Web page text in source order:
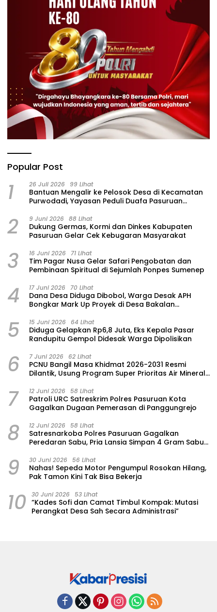
Popular Post
1 26 Juli 2026 99 Lihat
‎Bantuan Mengalir ke Pelosok Desa di Kecamatan
Purwodadi, Yayasan Peduli Duafa Pasuruan
2 9 Juni 2026 88 Lihat
Dukung Germas, Kormi dan Dinkes Kabupaten
Pasuruan Gelar Cek Kebugaran Masyarakat
3 16 Juni 2026 71 Lihat
Tim Pagar Nusa Gelar Safari Pengobatan dan
Pembinaan Spiritual di Sejumlah Ponpes Sumenep
4 17 Juni 2026 70 Lihat
Dana Desa Diduga Dibobol, Warga Desak APH
Bongkar Mark Up Proyek di Desa Bakalan
5 15 Juni 2026 64 Lihat
‎Diduga Gelapkan Rp6,8 Juta, Eks Kepala Pasar
Randupitu Gempol Didesak Warga Dipolisikan
6 7 Juni 2026 62 Lihat
‎PCNU Bangil Masa Khidmat 2026-2031 Resmi
Dilantik, Usung Program Super Prioritas Air Mineral
7 12 Juni 2026 58 Lihat
Patroli URC Satreskrim Polres Pasuruan Kota
Gagalkan Dugaan Pemerasan di Panggungrejo
8 12 Juni 2026 58 Lihat
Satresnarkoba Polres Pasuruan Gagalkan
Peredaran Sabu, Pria Lansia Simpan 4 Gram Sabu
9 30 Juni 2026 56 Lihat
‎Nahas! Sepeda Motor Pengumpul Rosokan Hilang,
Pak Tamon Kini Tak Bisa Bekerja
10 30 Juni 2026 53 Lihat
“Kades Sofi dan Camat Timbul Kompak: Mutasi
Perangkat Desa Sah Secara Administrasi”